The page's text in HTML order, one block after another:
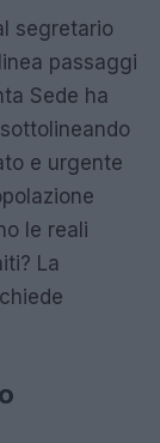
segretario
passaggi
Sede ha
e urgente
le reali
La